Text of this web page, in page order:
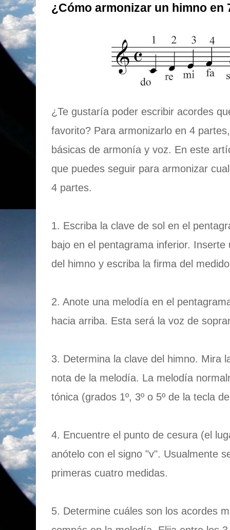
¿Cómo armonizar un himno en
¿Te gustaría poder escribir acordes
favorito? Para armonizarlo en 4
básicas de armonía y voz. En este
que puedes seguir para armonizar
4 partes.
1. Escriba la clave de sol en el
bajo en el pentagrama inferior.
del himno y escriba la firma del
2. Anote una melodía en el
hacia arriba. Esta será la voz de
3. Determina la clave del himno. Mira
nota de la melodía. La melodía
tónica (grados 1º, 3º o 5º de la tecla
4. Encuentre el punto de cesura (el
anótelo con el signo "v". Usualmente
primeras cuatro medidas.
5. Determine cuáles son los acordes